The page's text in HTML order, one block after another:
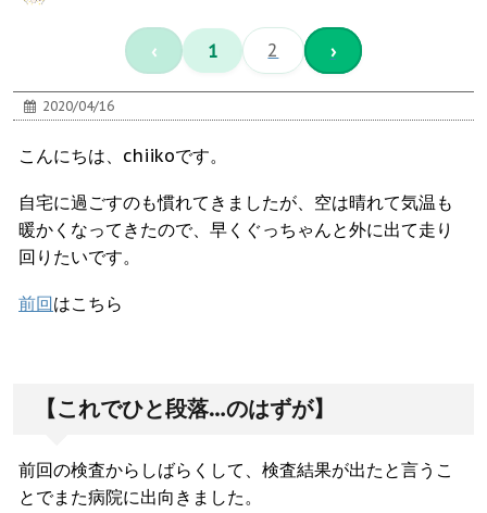
‹ 1 2 ›
2020/04/16
こんにちは、chiikoです。
自宅に過ごすのも慣れてきましたが、空は晴れて気温も
暖かくなってきたので、早くぐっちゃんと外に出て走り
回りたいです。
前回はこちら
【これでひと段落…のはずが】
前回の検査からしばらくして、検査結果が出たと言うこ
とでまた病院に出向きました。